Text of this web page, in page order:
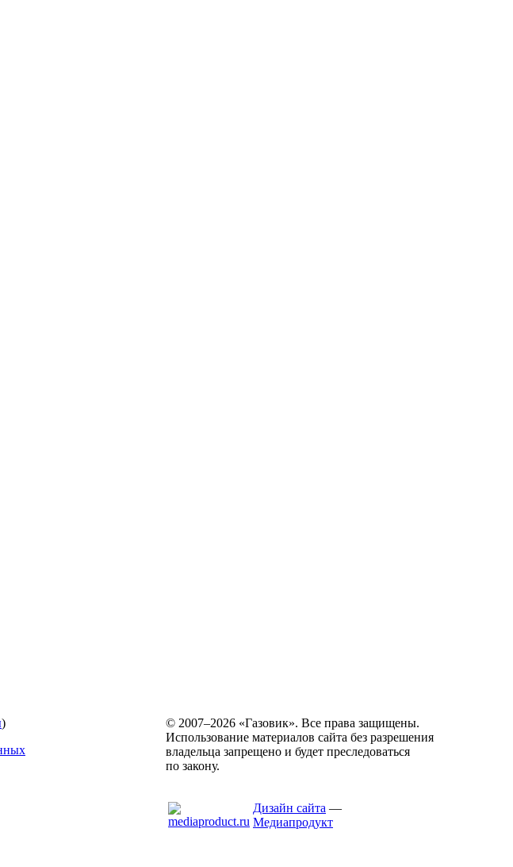
)
© 2007–2026 «Газовик». Все права защищены.
Использование материалов сайта без разрешения
владельца запрещено и будет преследоваться
по закону.
Дизайн сайта —
Медиапродукт